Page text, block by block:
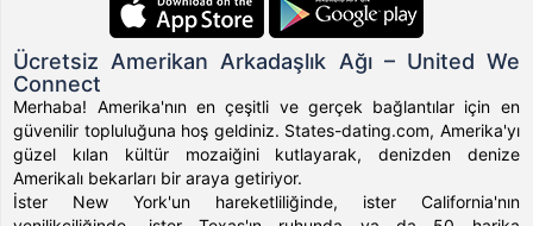
Ücretsiz Amerikan Arkadaşlık Ağı – United We
Connect
Merhaba! Amerika'nın en çeşitli ve gerçek bağlantılar için en
güvenilir topluluğuna hoş geldiniz. States-dating.com, Amerika'yı
güzel kılan kültür mozaiğini kutlayarak, denizden denize
Amerikalı bekarları bir araya getiriyor.
İster New York'un hareketliliğinde, ister California'nın